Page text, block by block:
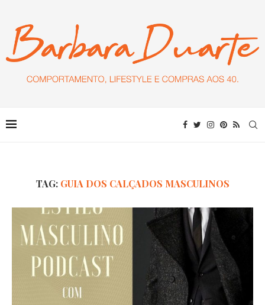
TAG: GUIA DOS CALÇADOS MASCULINOS